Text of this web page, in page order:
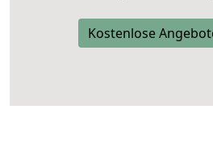
Kostenlose